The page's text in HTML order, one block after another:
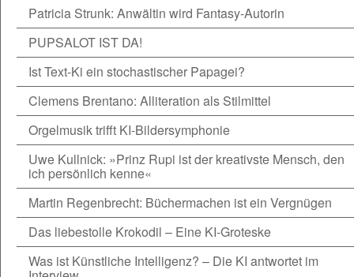
Patricia Strunk: Anwältin wird Fantasy-Autorin
PUPSALOT IST DA!
Ist Text-Ki ein stochastischer Papagei?
Clemens Brentano: Alliteration als Stilmittel
Orgelmusik trifft KI-Bildersymphonie
Uwe Kullnick: »Prinz Rupi ist der kreativste Mensch, den
ich persönlich kenne«
Martin Regenbrecht: Büchermachen ist ein Vergnügen
Das liebestolle Krokodil – Eine KI-Groteske
Was ist Künstliche Intelligenz? – Die KI antwortet im